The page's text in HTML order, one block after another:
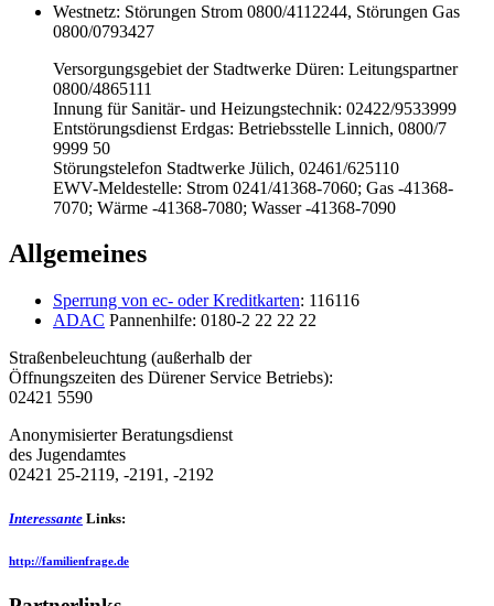
Westnetz: Störungen Strom 0800/4112244, Störungen Gas
0800/0793427
Versorgungsgebiet der Stadtwerke Düren: Leitungspartner
0800/4865111
Innung für Sanitär- und Heizungstechnik: 02422/9533999
Entstörungsdienst Erdgas: Betriebsstelle Linnich, 0800/7
9999 50
Störungstelefon Stadtwerke Jülich, 02461/625110
EWV-Meldestelle: Strom 0241/41368-7060; Gas -41368-
7070; Wärme -41368-7080; Wasser -41368-7090
Allgemeines
Sperrung von ec- oder Kreditkarten: 116116
ADAC Pannenhilfe: 0180-2 22 22 22
Straßenbeleuchtung (außerhalb der
Öffnungszeiten des Dürener Service Betriebs):
02421 5590
Anonymisierter Beratungsdienst
des Jugendamtes
02421 25-2119, -2191, -2192
Interessante Links:
http://familienfrage.de